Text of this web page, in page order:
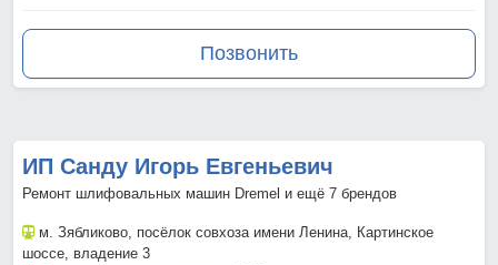
Позвонить
ИП Санду Игорь Евгеньевич
Ремонт шлифовальных машин Dremel и ещё 7 брендов
м. Зябликово, посёлок совхоза имени Ленина, Картинское
шоссе, владение 3